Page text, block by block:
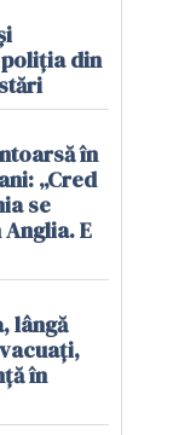
din
în
„Cred
se
E
lângă
în